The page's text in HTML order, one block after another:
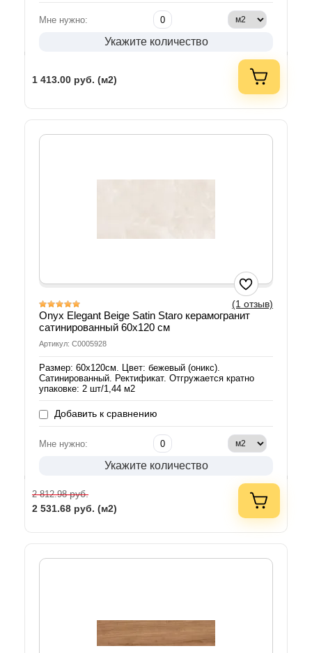
Мне нужно:
Укажите количество
1 413.00 руб. (м2)
(1 отзыв)
Onyx Elegant Beige Satin Staro керамогранит
сатинированный 60х120 см
Артикул: С0005928
Размер: 60х120см. Цвет: бежевый (оникс).
Сатинированный. Ректификат. Отгружается кратно
упаковке: 2 шт/1,44 м2
Добавить к сравнению
Мне нужно:
Укажите количество
2 812.98руб.
2 531.68 руб. (м2)